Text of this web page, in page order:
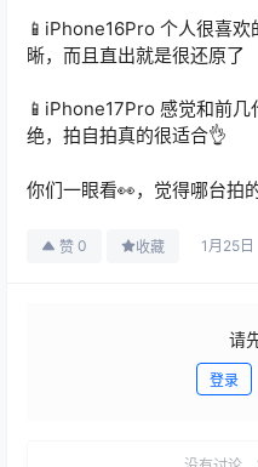
📱iPhone16Pro 个人很喜
晰，而且直出就是很还原了
📱iPhone17Pro 感觉和前
绝，拍自拍真的很适合👌
你们一眼看👀，觉得哪台拍
赞 0 收藏 1月25日
请
登录